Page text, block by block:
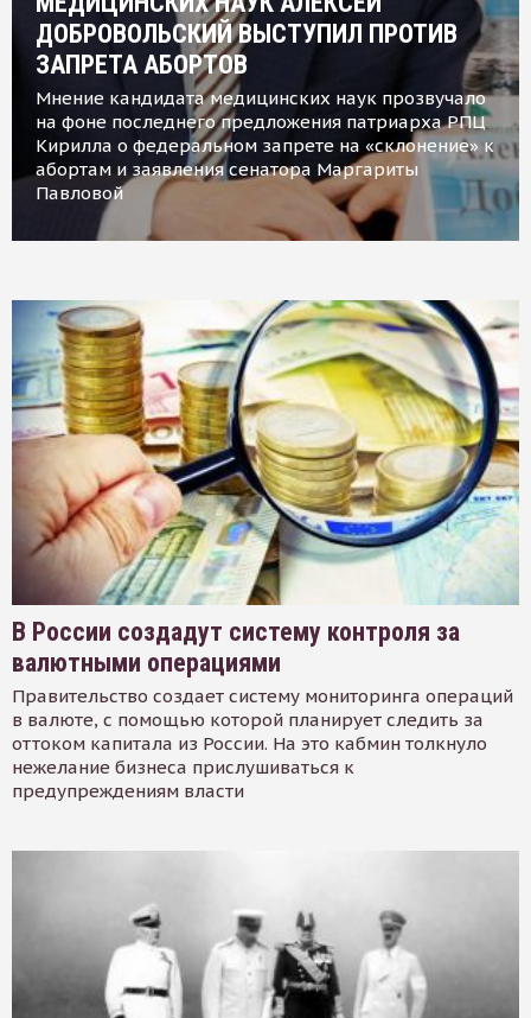
ДОБРОВОЛЬСКИЙ ВЫСТУПИЛ ПРОТИВ
ЗАПРЕТА АБОРТОВ
Мнение кандидата медицинских наук прозвучало
на фоне последнего предложения патриарха РПЦ
Кирилла о федеральном запрете на «склонение» к
абортам и заявления сенатора Маргариты
Павловой
В России создадут систему контроля за
валютными операциями
Правительство создает систему мониторинга операций
в валюте, с помощью которой планирует следить за
оттоком капитала из России. На это кабмин толкнуло
нежелание бизнеса прислушиваться к
предупреждениям власти